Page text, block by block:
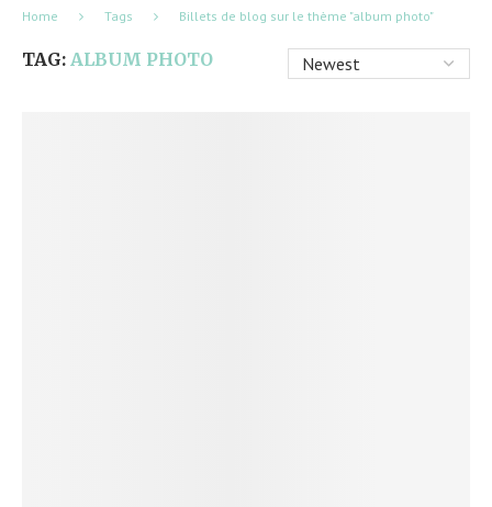
Home Tags Billets de blog sur le thème "album photo"
TAG: ALBUM PHOTO